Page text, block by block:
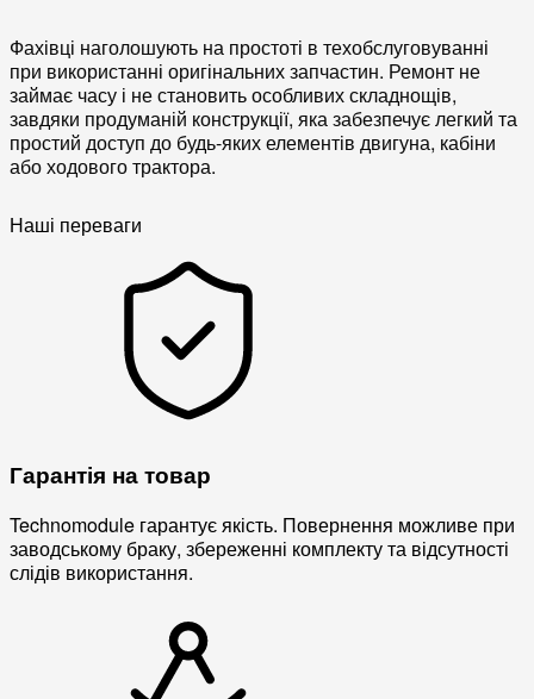
Фахівці наголошують на простоті в техобслуговуванні
при використанні оригінальних запчастин. Ремонт не
займає часу і не становить особливих складнощів,
завдяки продуманій конструкції, яка забезпечує легкий та
простий доступ до будь-яких елементів двигуна, кабіни
або ходового трактора.
Наші переваги
Гарантія на товар
Technomodule гарантує якість. Повернення можливе при
заводському браку, збереженні комплекту та відсутності
слідів використання.